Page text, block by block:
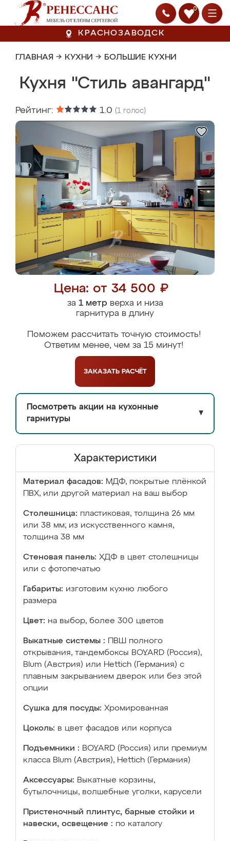
0
КРАСНОЗАВОДСК
ГЛАВНАЯ → КУХНИ → БОЛЬШИЕ КУХНИ
Кухня "Стиль авангард"
Рейтинг: 1.0 (1 голос)
Цена: от 34 500 ₽
за 1 метрверха и низа
гарнитура в длину
Поможем рассчитать точную стоимость!
Ответим менее, чем за 15 минут!
ЗАКАЗАТЬ РАСЧЁТ
Посмотреть акции на кухонные
гарнитуры
▼
Характеристики
Материал фасадов: МДФ, покрытые плёнкой
ПВХ, или другой материал на ваш выбор
Столешница: пластиковая, толщина 26 мм
или 38 мм; из искусственного камня,
толщина 38 мм
Стеновая панель: ХДФ в цвет столешницы
или с фотопечатью
Габариты: изготовим кухню любого
размера
Цвет: на выбор, более 300 цветов
Выкатные системы :
ПВШ полного
открывания, тандембоксы BOYARD (Россия),
Blum (Австрия) или Hettich (Германия) с
плавным закрыванием дверок или без этой
опции
Сушка для посуды: Хромированная
Цоколь: в цвет фасадов или корпуса
Подъемники : BOYARD (Россия) или премиум
класса Blum (Австрия), Hettich (Германия)
Аксессуары: Выкатные корзины,
бутылочницы, волшебные уголки, карусели
Пристеночный плинтус, барные стойки и
навески, освещение : по каталогу